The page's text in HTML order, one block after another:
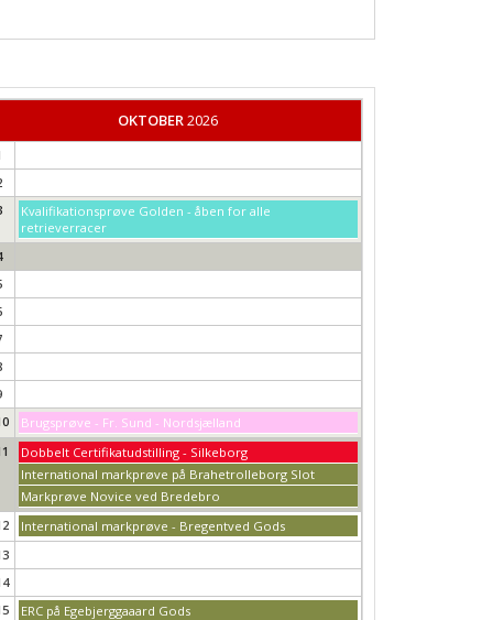
OKTOBER 2026
Kvalifikationsprøve Golden - åben for alle
retrieverracer
Brugsprøve - Fr. Sund - Nordsjælland
Dobbelt Certifikatudstilling - Silkeborg
International markprøve på Brahetrolleborg Slot
Markprøve Novice ved Bredebro
International markprøve - Bregentved Gods
ERC på Egebjerggaaard Gods